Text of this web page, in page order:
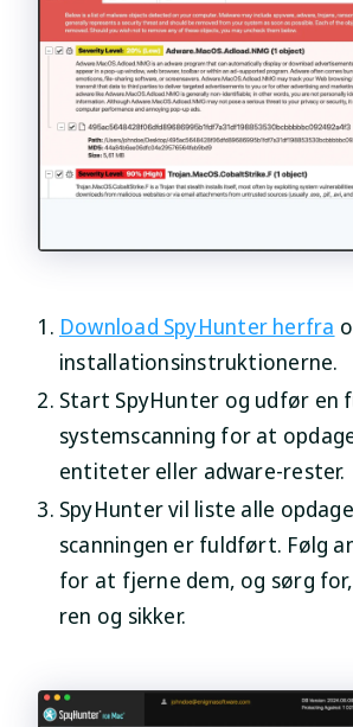
Download SpyHunter herfra
installationsinstruktionerne.
Start SpyHunter og udfør en
systemscanning for at
entiteter eller adware-rester.
SpyHunter vil liste alle
scanningen er fuldført. Følg
for at fjerne dem, og sørg
ren og sikker.